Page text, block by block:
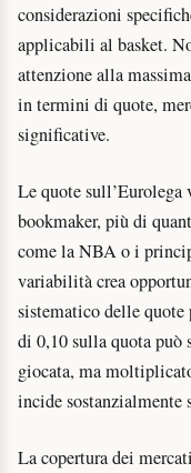
considerazioni
applicabili al basket.
attenzione alla
in termini di quote,
significative.
Le quote
bookmaker, più di
come la NBA o i
variabilità crea
sistematico delle
di 0,10 sulla quota può
giocata, ma
incide sostanzialmente
La copertura dei